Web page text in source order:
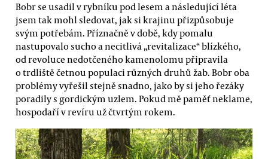
Bobr se usadil v rybníku pod lesem a následující léta
jsem tak mohl sledovat, jak si krajinu přizpůsobuje
svým potřebám. Příznačně v době, kdy pomalu
nastupovalo sucho a necitlivá „revitalizace“ blízkého,
od revoluce nedotčeného kamenolomu připravila
o trdliště četnou populaci různých druhů žab. Bobr oba
problémy vyřešil stejně snadno, jako by si jeho řezáky
poradily s gordickým uzlem. Pokud mě paměť neklame,
hospodaří v revíru už čtvrtým rokem.